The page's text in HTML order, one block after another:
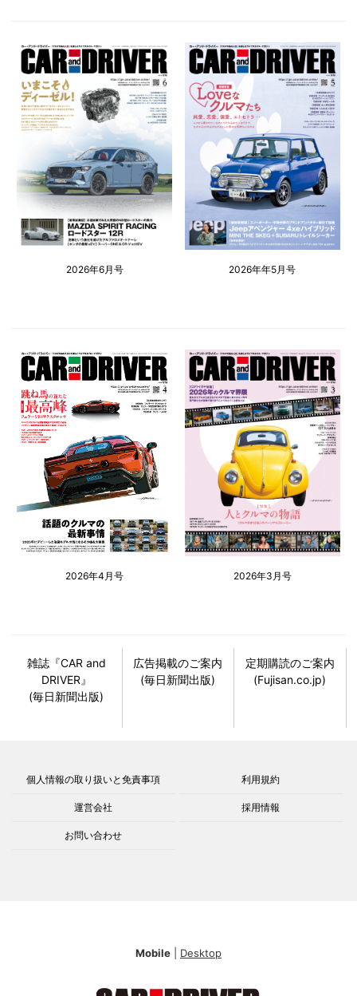
2026年6月号 2026年年5月号
2026年4月号 2026年3月号
雑誌『CAR and
DRIVER』
(毎日新聞出版)
広告掲載のご案内
(毎日新聞出版)
定期購読のご案内
(Fujisan.co.jp)
個人情報の取り扱いと免責事項 利用規約
運営会社 採用情報
お問い合わせ
Mobile Desktop